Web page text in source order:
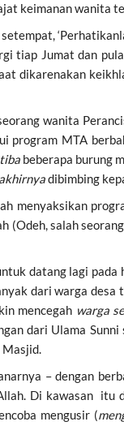
keimanan wanita
tiap Jumat dan
dikarenakan
wanita
program MTA
beberapa burung
akhirnyadibimbing
menyaksikan
salah
datang lagi
dari warga
mencegah warga
dari Ulama
Masjid.
– dengan
Di kawasan
mengusir (